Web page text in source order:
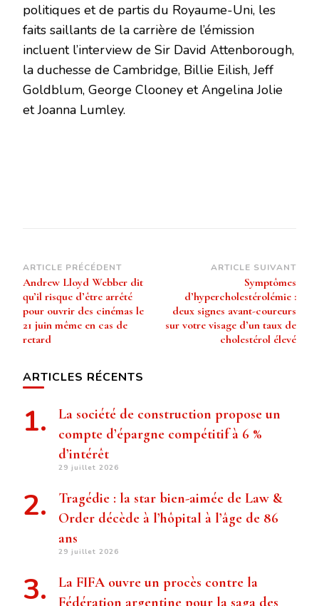
politiques et de partis du Royaume-Uni, les
faits saillants de la carrière de l’émission
incluent l’interview de Sir David Attenborough,
la duchesse de Cambridge, Billie Eilish, Jeff
Goldblum, George Clooney et Angelina Jolie
et Joanna Lumley.
Navigation
d’article
ARTICLE PRÉCÉDENT
Andrew Lloyd Webber dit
qu’il risque d’être arrêté
pour ouvrir des cinémas le
21 juin même en cas de
retard
ARTICLE SUIVANT
Symptômes
d’hypercholestérolémie :
deux signes avant-coureurs
sur votre visage d’un taux de
cholestérol élevé
ARTICLES RÉCENTS
La société de construction propose un
compte d’épargne compétitif à 6 %
d’intérêt
29 juillet 2026
Tragédie : la star bien-aimée de Law &
Order décède à l’hôpital à l’âge de 86
ans
29 juillet 2026
La FIFA ouvre un procès contre la
Fédération argentine pour la saga des